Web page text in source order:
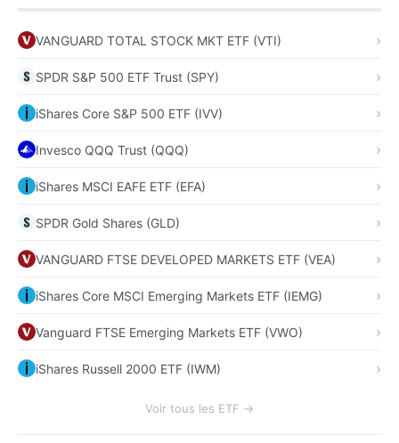
VANGUARD TOTAL STOCK MKT ETF (VTI)
SPDR S&P 500 ETF Trust (SPY)
iShares Core S&P 500 ETF (IVV)
Invesco QQQ Trust (QQQ)
iShares MSCI EAFE ETF (EFA)
SPDR Gold Shares (GLD)
VANGUARD FTSE DEVELOPED MARKETS ETF (VEA)
iShares Core MSCI Emerging Markets ETF (IEMG)
Vanguard FTSE Emerging Markets ETF (VWO)
iShares Russell 2000 ETF (IWM)
Voir tous les ETF →